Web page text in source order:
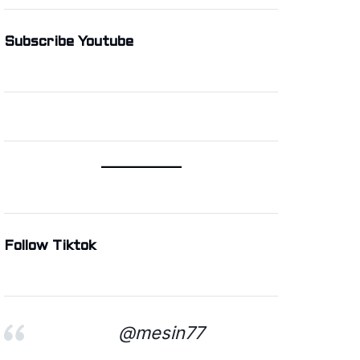
Subscribe Youtube
Follow Tiktok
@mesin77